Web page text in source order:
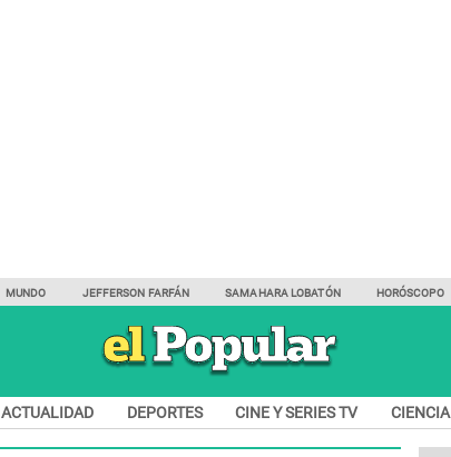
MUNDO JEFFERSON FARFÁN SAMAHARA LOBATÓN HORÓSCOPO
ACTUALIDAD DEPORTES CINE Y SERIES TV CIENCIA